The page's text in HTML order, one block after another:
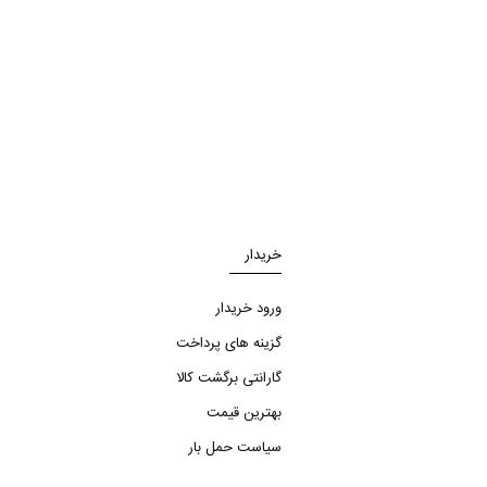
خریدار
ورود خریدار
گزینه های پرداخت
گارانتی برگشت کالا
بهترین قیمت
سیاست حمل بار